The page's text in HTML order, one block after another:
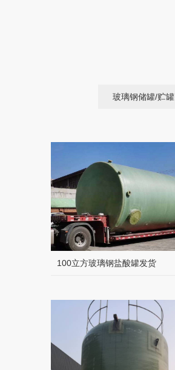
玻璃钢储罐/贮罐
100立方玻璃钢盐酸罐发货